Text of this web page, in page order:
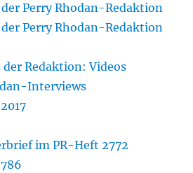
Perry Rhodan-Redaktion
Perry Rhodan-Redaktion
der Redaktion: Videos
Interviews
im PR-Heft 2772